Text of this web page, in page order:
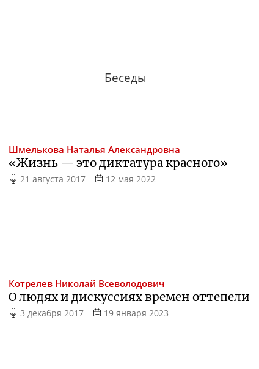
Беседы
Шмелькова Наталья Александровна
«Жизнь — это диктатура красного»
21 августа 2017 12 мая 2022
Котрелев Николай Всеволодович
О людях и дискуссиях времен оттепели
3 декабря 2017 19 января 2023